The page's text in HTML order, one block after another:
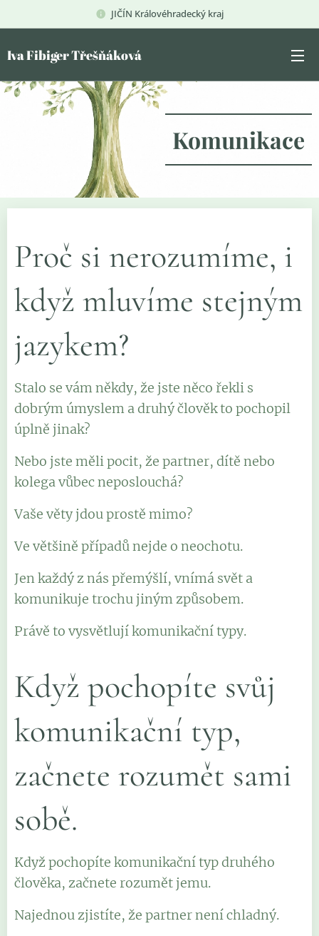
JIČÍN Královéhradecký kraj
Iva Fibiger Třešňáková
Komunikace
Proč si nerozumíme, i
když mluvíme stejným
jazykem?
Stalo se vám někdy, že jste něco řekli s
dobrým úmyslem a druhý člověk to pochopil
úplně jinak?
Nebo jste měli pocit, že partner, dítě nebo
kolega vůbec neposlouchá?
Vaše věty jdou prostě mimo?
Ve většině případů nejde o neochotu.
Jen každý z nás přemýšlí, vnímá svět a
komunikuje trochu jiným způsobem.
Právě to vysvětlují komunikační typy.
Když pochopíte svůj
komunikační typ,
začnete rozumět sami
sobě.
Když pochopíte komunikační typ druhého
člověka, začnete rozumět jemu.
Najednou zjistíte, že partner není chladný.